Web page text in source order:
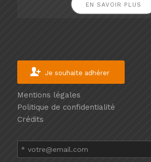
EN SAVOIR PLUS
Je souhaite adhérer
Mentions légales
Politique de confidentialité
Crédits